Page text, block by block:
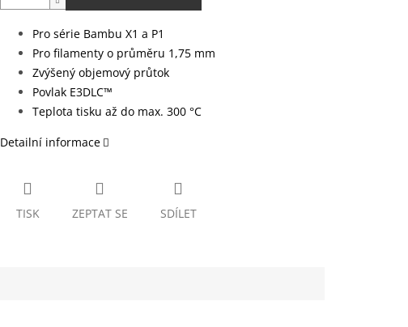
Pro série Bambu X1 a P1
Pro filamenty o průměru 1,75 mm
Zvýšený objemový průtok
Povlak E3DLC™
Teplota tisku až do max. 300 °C
Detailní informace
TISK ZEPTAT SE SDÍLET